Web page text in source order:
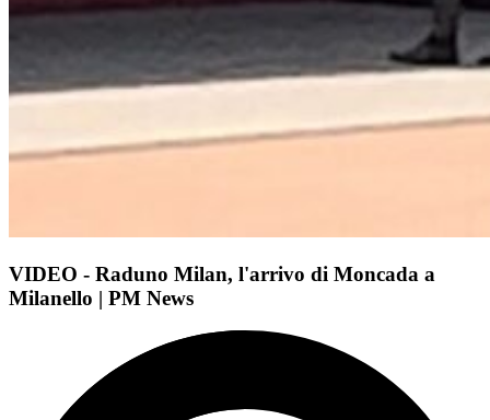
VIDEO - Raduno Milan, l'arrivo di Moncada a
Milanello | PM News